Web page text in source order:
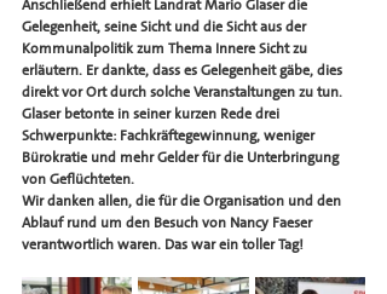
Anschließend erhielt Landrat Mario Glaser die
Gelegenheit, seine Sicht und die Sicht aus der
Kommunalpolitik zum Thema Innere Sicht zu
erläutern. Er dankte, dass es Gelegenheit gäbe, dies
direkt vor Ort durch solche Veranstaltungen zu tun.
Glaser betonte in seiner kurzen Rede drei
Schwerpunkte: Fachkräftegewinnung, weniger
Bürokratie und mehr Gelder für die Unterbringung
von Geflüchteten.
Wir danken allen, die für die Organisation und den
Ablauf rund um den Besuch von Nancy Faeser
verantwortlich waren. Das war ein toller Tag!